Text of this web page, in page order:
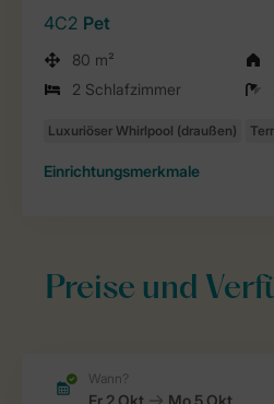
4C2 Pet
80 m²
2 Schlafzimmer
Einrichtungsmerkmale
Preise und